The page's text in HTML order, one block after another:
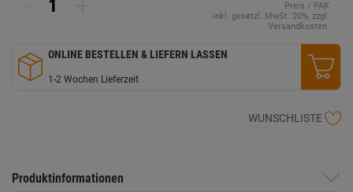
Preis / PAK
inkl. gesetzl. MwSt. 20%, zzgl.
Versandkosten.
ONLINE BESTELLEN & LIEFERN LASSEN
1-2 Wochen Lieferzeit
WUNSCHLISTE
Produktinformationen